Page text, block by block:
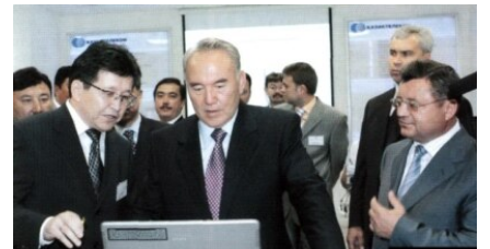
Русский
ЖАЗЫЛЫҢЫЗ
Басқа тілдерде